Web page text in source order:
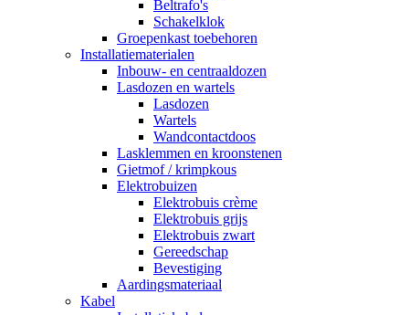
Beltrafo's
Schakelklok
Groepenkast toebehoren
Installatiematerialen
Inbouw- en centraaldozen
Lasdozen en wartels
Lasdozen
Wartels
Wandcontactdoos
Lasklemmen en kroonstenen
Gietmof / krimpkous
Elektrobuizen
Elektrobuis crème
Elektrobuis grijs
Elektrobuis zwart
Gereedschap
Bevestiging
Aardingsmateriaal
Kabel